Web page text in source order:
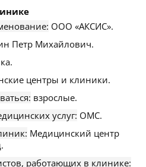
ООО «АКСИС».
Петр Михайлович.
центры и клиники.
взрослые.
услуг: ОМС.
Медицинский центр
работающих в клинике: